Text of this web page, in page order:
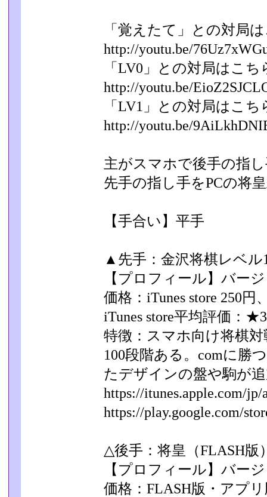
「覚えたて」との対局
http://youtu.be/
「LV0」との対局はこ
http://youtu.be/
「LV1」との対局はこ
http://youtu.be/
主がスマホで後手の指
先手の指し手をPCの将
【手合い】平手
▲先手：金沢将棋レベル
【プロフィール】バー
価格：iTunes store 250円
iTunes store平均評価：
特徴：スマホ向け将棋
100段階ある。comに勝
たデザインの盤や駒が
https://itunes.apple.com/
https://play.google.com/
△後手：将皇（FLASH版
【プロフィール】バー
価格：FLASH版・アプリ